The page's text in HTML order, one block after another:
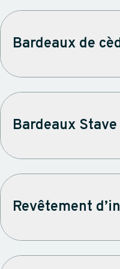
Bardeaux de
Bardeaux Stave
Revêtement